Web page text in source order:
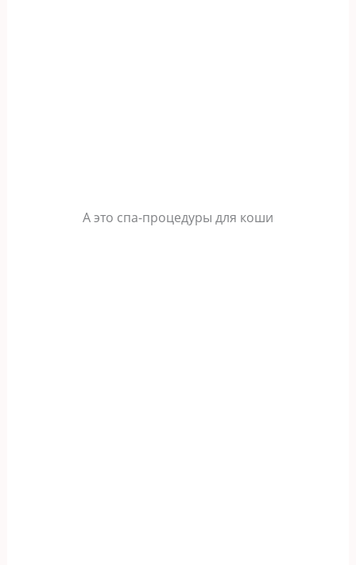
А это спа-процедуры для коши